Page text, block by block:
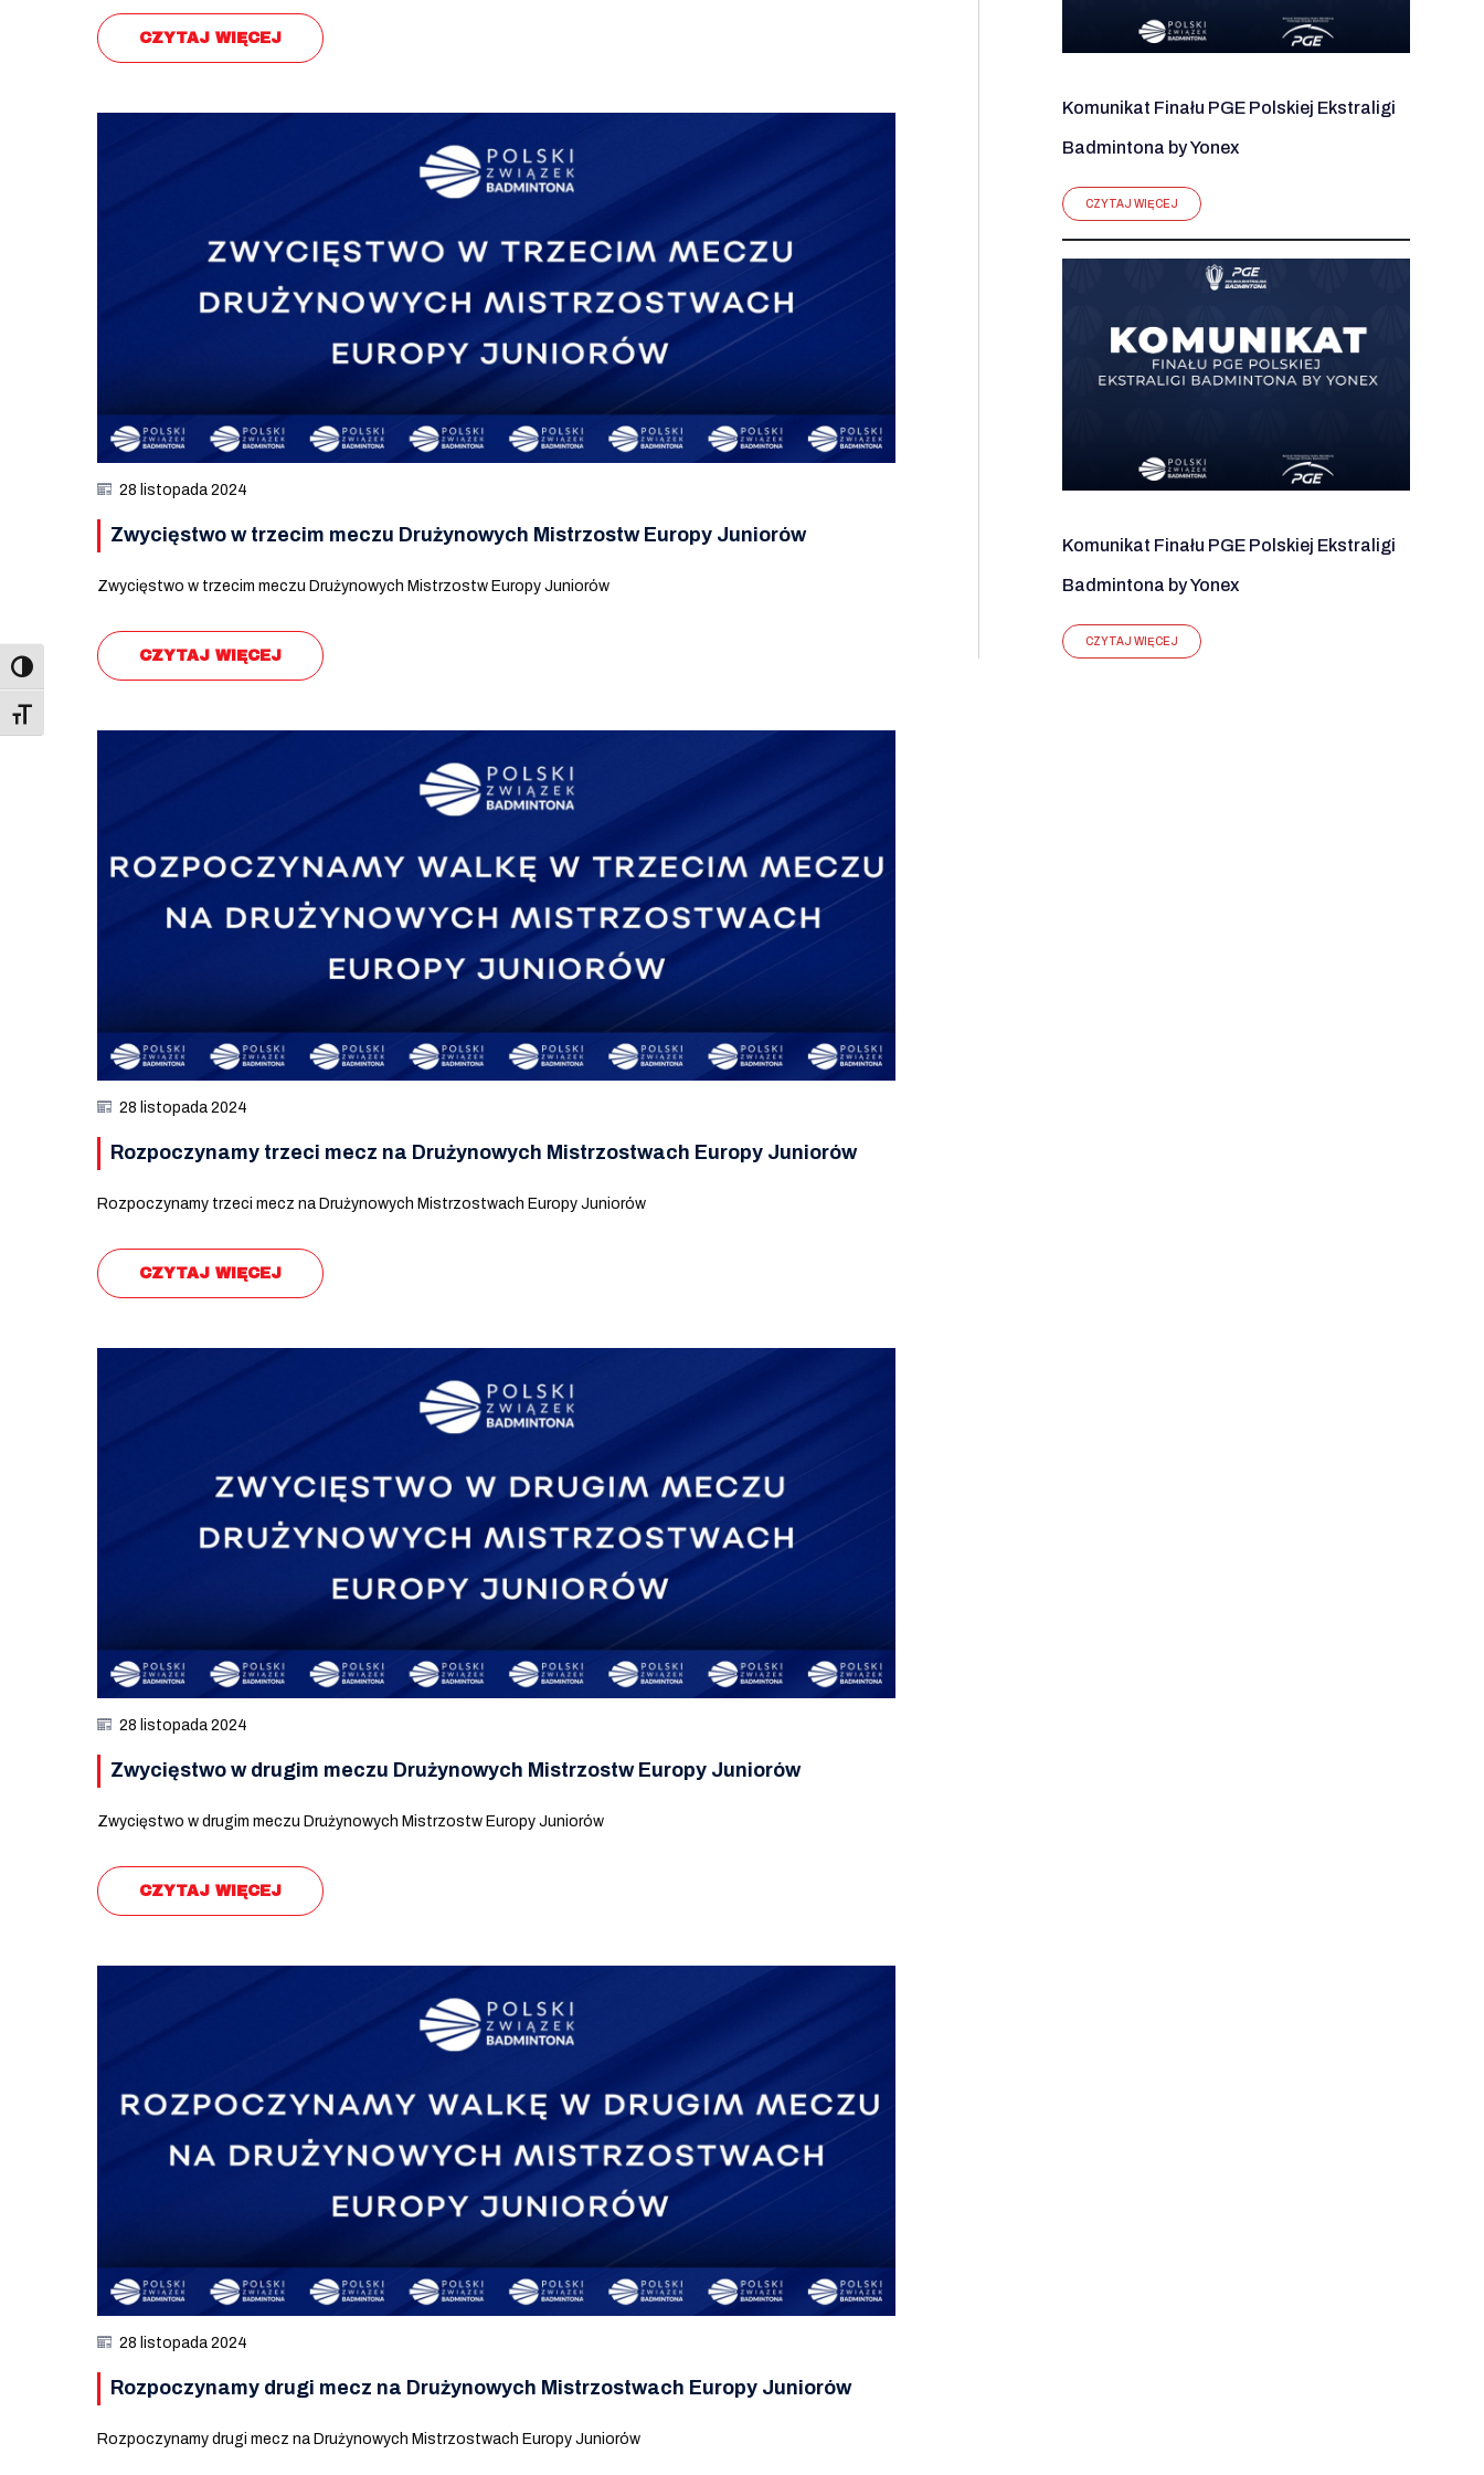
Toggle Font size
CZYTAJ WIĘCEJ
28 listopada 2024
Zwycięstwo w trzecim meczu Drużynowych Mistrzostw Europy Juniorów
Zwycięstwo w trzecim meczu Drużynowych Mistrzostw Europy Juniorów
CZYTAJ WIĘCEJ
28 listopada 2024
Rozpoczynamy trzeci mecz na Drużynowych Mistrzostwach Europy Juniorów
Rozpoczynamy trzeci mecz na Drużynowych Mistrzostwach Europy Juniorów
CZYTAJ WIĘCEJ
28 listopada 2024
Zwycięstwo w drugim meczu Drużynowych Mistrzostw Europy Juniorów
Zwycięstwo w drugim meczu Drużynowych Mistrzostw Europy Juniorów
CZYTAJ WIĘCEJ
28 listopada 2024
Rozpoczynamy drugi mecz na Drużynowych Mistrzostwach Europy Juniorów
Rozpoczynamy drugi mecz na Drużynowych Mistrzostwach Europy Juniorów
Komunikat Finału PGE Polskiej Ekstraligi
Badmintona by Yonex
CZYTAJ WIĘCEJ
Komunikat Finału PGE Polskiej Ekstraligi
Badmintona by Yonex
CZYTAJ WIĘCEJ